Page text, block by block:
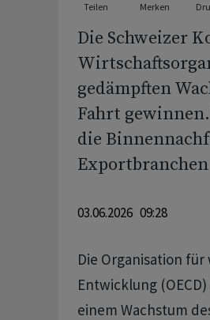
Teilen Merken
Die Schweizer
gedämpften
Fahrt
die
03.06.2026 09:28
Die Organisation
Entwicklung
einem Wachstum